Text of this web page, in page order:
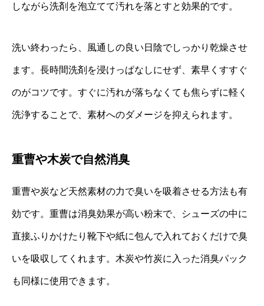
しながら洗剤を泡立てて汚れを落とすと効果的です。
洗い終わったら、風通しの良い日陰でしっかり乾燥させ
ます。長時間洗剤を浸けっぱなしにせず、素早くすすぐ
のがコツです。すぐに汚れが落ちなくても焦らずに軽く
洗浄することで、素材へのダメージを抑えられます。
重曹や木炭で自然消臭
重曹や炭など天然素材の力で臭いを吸着させる方法も有
効です。重曹は消臭効果が高い粉末で、シューズの中に
直接ふりかけたり靴下や紙に包んで入れておくだけで臭
いを吸収してくれます。木炭や竹炭に入った消臭パック
も同様に使用できます。